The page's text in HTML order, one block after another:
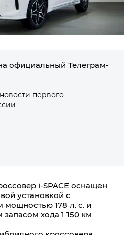
официальный Телеграм-
первого
i‑SPACE оснащен
установкой с
мощностью 178 л. с. и
хода 1 150 км